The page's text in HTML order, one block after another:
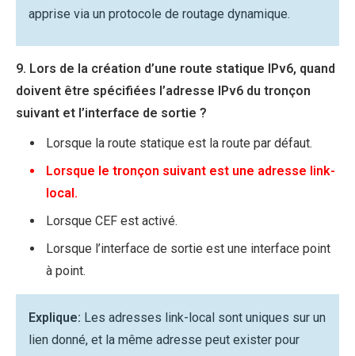
apprise via un protocole de routage dynamique.
9. Lors de la création d’une route statique IPv6, quand
doivent être spécifiées l’adresse IPv6 du tronçon
suivant et l’interface de sortie ?
Lorsque la route statique est la route par défaut.
Lorsque le tronçon suivant est une adresse link-
local.
Lorsque CEF est activé.
Lorsque l’interface de sortie est une interface point
à point.
Explique: Les adresses link-local sont uniques sur un
lien donné, et la même adresse peut exister pour